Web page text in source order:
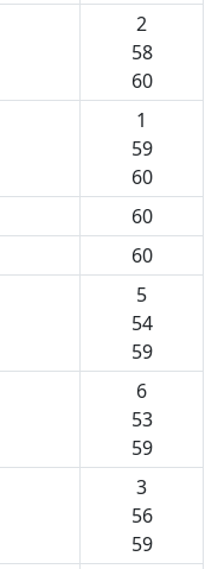
2
58
60
1
59
60
60
60
5
54
59
6
53
59
3
56
59